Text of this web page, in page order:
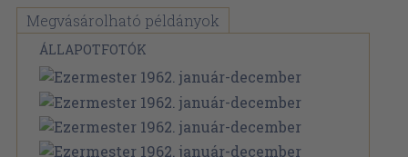
Megvásárolható példányok
ÁLLAPOTFOTÓK